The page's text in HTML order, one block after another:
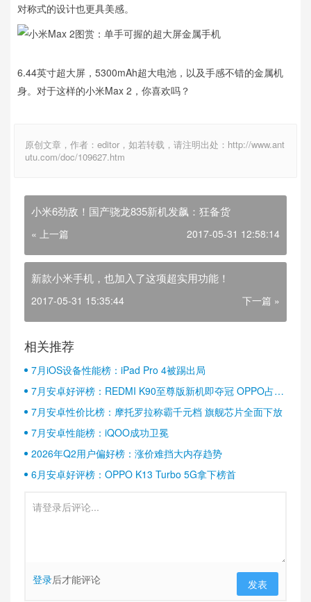
对称式的设计也更具美感。
6.44英寸超大屏，5300mAh超大电池，以及手感不错的金属机
身。对于这样的小米Max 2，你喜欢吗？
原创文章，作者：editor，如若转载，请注明出处：http://www.ant
utu.com/doc/109627.htm
小米6劲敌！国产骁龙835新机发飙：狂备货
« 上一篇 2017-05-31 12:58:14
新款小米手机，也加入了这项超实用功能！
2017-05-31 15:35:44 下一篇 »
相关推荐
7月iOS设备性能榜：iPad Pro 4被踢出局
7月安卓好评榜：REDMI K90至尊版新机即夺冠 OPPO占据
半壁江山
7月安卓性价比榜：摩托罗拉称霸千元档 旗舰芯片全面下放
7月安卓性能榜：iQOO成功卫冕
2026年Q2用户偏好榜：涨价难挡大内存趋势
6月安卓好评榜：OPPO K13 Turbo 5G拿下榜首
登录后才能评论 发表